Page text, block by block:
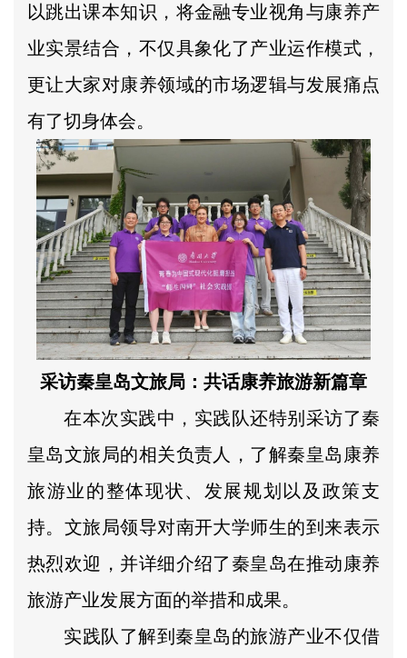
以跳出课本知识，将金融专业视角与康养产
业实景结合，不仅具象化了产业运作模式，
更让大家对康养领域的市场逻辑与发展痛点
有了切身体会。
采访秦皇岛文旅局：共话康养旅游新篇章
在本次实践中，实践队还特别采访了秦
皇岛文旅局的相关负责人，了解秦皇岛康养
旅游业的整体现状、发展规划以及政策支
持。文旅局领导对南开大学师生的到来表示
热烈欢迎，并详细介绍了秦皇岛在推动康养
旅游产业发展方面的举措和成果。
实践队了解到秦皇岛的旅游产业不仅借